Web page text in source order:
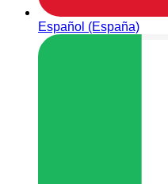
Español (España)